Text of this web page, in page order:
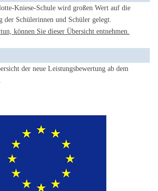
Kniese-Schule wird großen Wert auf die
der Schülerinnen und Schüler gelegt.
können Sie dieser Übersicht entnehmen.
der neue Leistungsbewertung ab dem